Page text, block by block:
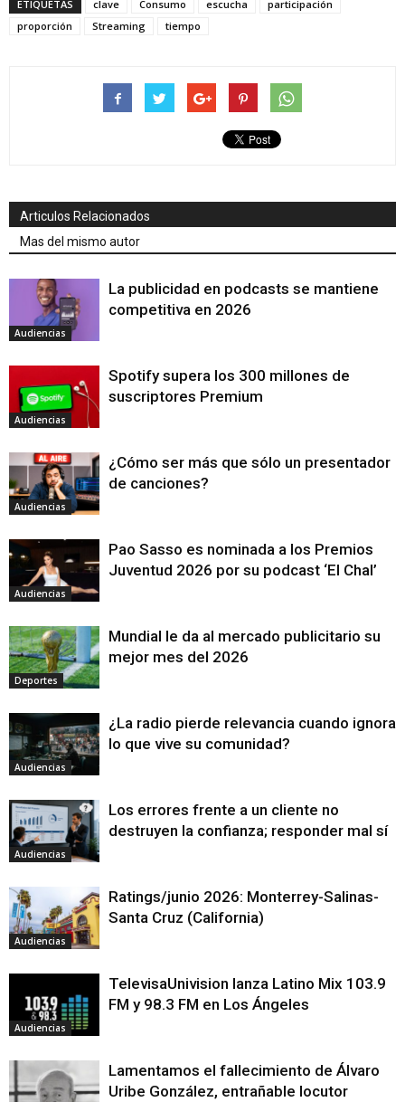
ETIQUETAS clave Consumo escucha
participación
proporción
Streaming tiempo
Articulos Relacionados
Mas del mismo autor
Audiencias
La publicidad en podcasts se mantiene
competitiva en 2026
Audiencias
Spotify supera los 300 millones de
suscriptores Premium
Audiencias
¿Cómo ser más que sólo un presentador
de canciones?
Audiencias
Pao Sasso es nominada a los Premios
Juventud 2026 por su podcast ‘El Chal’
Deportes
Mundial le da al mercado publicitario su
mejor mes del 2026
Audiencias
¿La radio pierde relevancia cuando ignora
lo que vive su comunidad?
Audiencias
Los errores frente a un cliente no
destruyen la confianza; responder mal sí
Audiencias
Ratings/junio 2026: Monterrey-Salinas-
Santa Cruz (California)
Audiencias
TelevisaUnivision lanza Latino Mix 103.9
FM y 98.3 FM en Los Ángeles
Lamentamos el fallecimiento de Álvaro
Uribe González, entrañable locutor